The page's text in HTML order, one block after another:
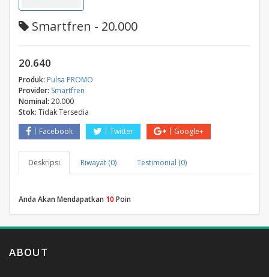
Smartfren - 20.000
20.640
Produk: Pulsa PROMO
Provider: Smartfren
Nominal: 20.000
Stok: Tidak Tersedia
Facebook
Twitter Google+
Deskripsi Riwayat (0) Testimonial (0)
Anda Akan Mendapatkan 10 Poin
ABOUT